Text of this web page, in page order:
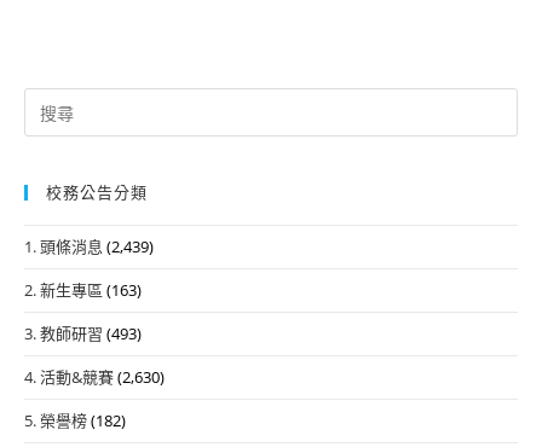
Search
for:
校務公告分類
1. 頭條消息 (2,439)
2. 新生專區 (163)
3. 教師研習 (493)
4. 活動&競賽(2,630)
5. 榮譽榜(182)